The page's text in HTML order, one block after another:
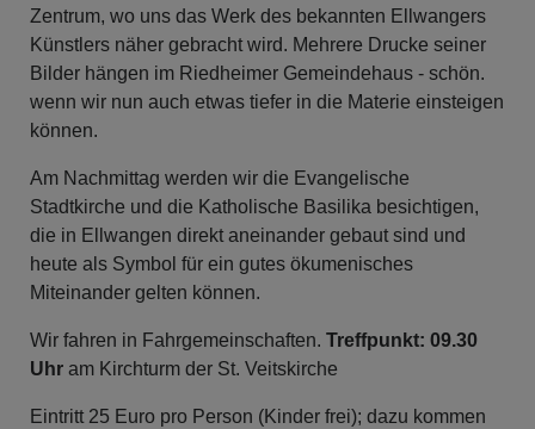
Zentrum, wo uns das Werk des bekannten Ellwangers
Künstlers näher gebracht wird. Mehrere Drucke seiner
Bilder hängen im Riedheimer Gemeindehaus - schön.
wenn wir nun auch etwas tiefer in die Materie einsteigen
können.
Am Nachmittag werden wir die Evangelische
Stadtkirche und die Katholische Basilika besichtigen,
die in Ellwangen direkt aneinander gebaut sind und
heute als Symbol für ein gutes ökumenisches
Miteinander gelten können.
Wir fahren in Fahrgemeinschaften. Treffpunkt: 09.30
Uhr am Kirchturm der St. Veitskirche
Eintritt 25 Euro pro Person (Kinder frei); dazu kommen